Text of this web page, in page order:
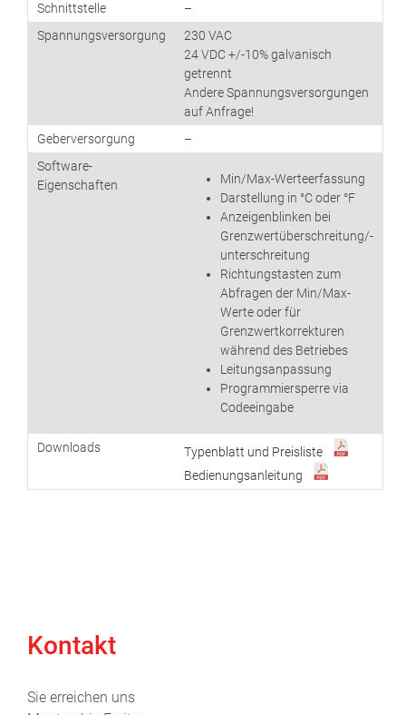
Schnittstelle
–
Spannungsversorgung
230 VAC
24 VDC +/-10% galvanisch
getrennt
Andere Spannungsversorgungen
auf Anfrage!
Geberversorgung
–
Software-
Eigenschaften
Min/Max-Werteerfassung
Darstellung in °C oder °F
Anzeigenblinken bei
Grenzwertüberschreitung/-
unterschreitung
Richtungstasten zum
Abfragen der Min/Max-
Werte oder für
Grenzwertkorrekturen
während des Betriebes
Leitungsanpassung
Programmiersperre via
Codeeingabe
Downloads
Typenblatt und Preisliste
Bedienungsanleitung
Kontakt
Sie erreichen uns